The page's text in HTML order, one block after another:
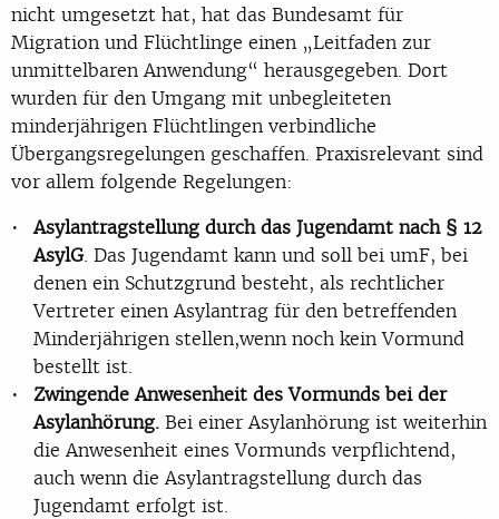
nicht umgesetzt hat, hat das Bundesamt für
Migration und Flüchtlinge einen „Leitfaden zur
unmittelbaren Anwendung“ herausgegeben. Dort
wurden für den Umgang mit unbegleiteten
minderjährigen Flüchtlingen verbindliche
Übergangsregelungen geschaffen. Praxisrelevant sind
vor allem folgende Regelungen:
Asylantragstellung durch das Jugendamt nach § 12
AsylG. Das Jugendamt kann und soll bei umF, bei
denen ein Schutzgrund besteht, als rechtlicher
Vertreter einen Asylantrag für den betreffenden
Minderjährigen stellen,wenn noch kein Vormund
bestellt ist.
Zwingende Anwesenheit des Vormunds bei der
Asylanhörung. Bei einer Asylanhörung ist weiterhin
die Anwesenheit eines Vormunds verpflichtend,
auch wenn die Asylantragstellung durch das
Jugendamt erfolgt ist.